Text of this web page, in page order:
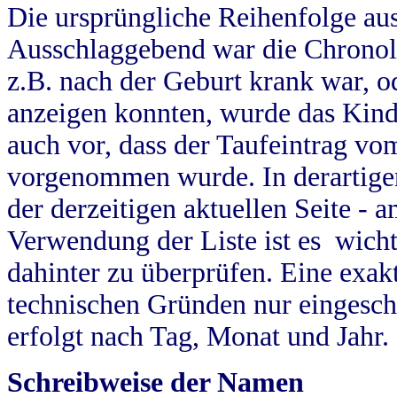
Die ursprüngliche Reihenfolge
Ausschlaggebend war die
z.B. nach der Geburt krank war,
anzeigen konnten, wurde das
auch vor, dass der Taufeintrag
vorgenommen wurde. In
der derzeitigen aktuellen Seite -
Verwendung der Liste ist es
dahinter zu überprüfen. Eine
technischen Gründen nur
erfolgt nach Tag, Monat und Jahr.
Schreibweise der Namen